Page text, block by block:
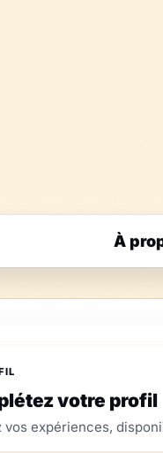
À
votre profil
vos expériences,